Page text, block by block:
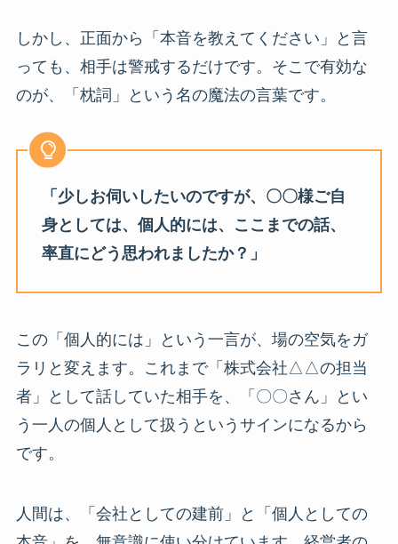
しかし、正面から「本音を教えてください」と言
っても、相手は警戒するだけです。そこで有効な
のが、「枕詞」という名の魔法の言葉です。
「少しお伺いしたいのですが、〇〇様ご自
身としては、個人的には、ここまでの話、
率直にどう思われましたか？」
この「個人的には」という一言が、場の空気をガ
ラリと変えます。これまで「株式会社△△の担当
者」として話していた相手を、「〇〇さん」とい
う一人の個人として扱うというサインになるから
です。
人間は、「会社としての建前」と「個人としての